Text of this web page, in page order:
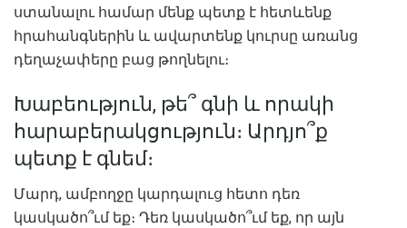
ստանալու համար մենք պետք է հետևենք
հրահանգներին և ավարտենք կուրսը առանց
դեղաչափերը բաց թողնելու։
Խաբեություն, թե՞ գնի և որակի
հարաբերակցություն։ Արդյո՞ք
պետք է գնեմ։
Մարդ, ամբողջը կարդալուց հետո դեռ
կասկածո՞ւմ եք։ Դեռ կասկածո՞ւմ եք, որ այն